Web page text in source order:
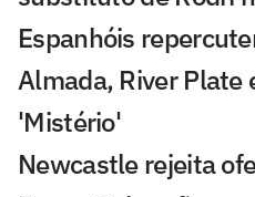
Espanhóis
Almada, River Plate
'Mistério'
Newcastle rejeita